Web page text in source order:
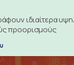
ιδιαίτερα
προορισμούς